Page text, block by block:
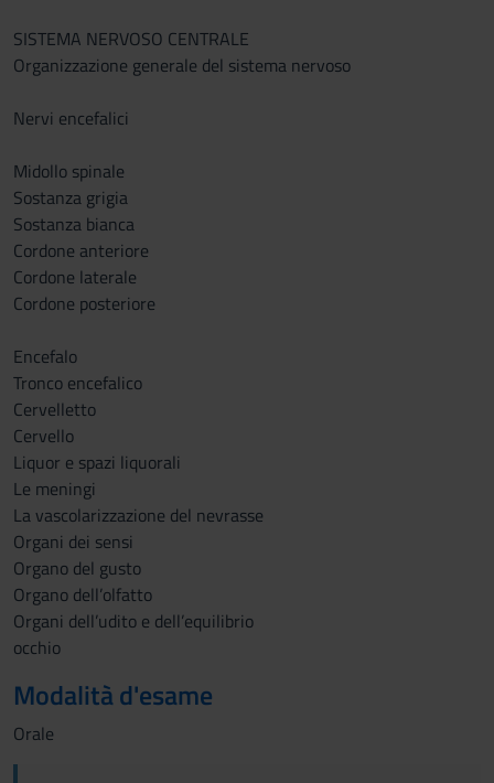
SISTEMA NERVOSO CENTRALE
Organizzazione generale del sistema nervoso
Nervi encefalici
Midollo spinale
Sostanza grigia
Sostanza bianca
Cordone anteriore
Cordone laterale
Cordone posteriore
Encefalo
Tronco encefalico
Cervelletto
Cervello
Liquor e spazi liquorali
Le meningi
La vascolarizzazione del nevrasse
Organi dei sensi
Organo del gusto
Organo dell’olfatto
Organi dell’udito e dell’equilibrio
occhio
Modalità d'esame
Orale